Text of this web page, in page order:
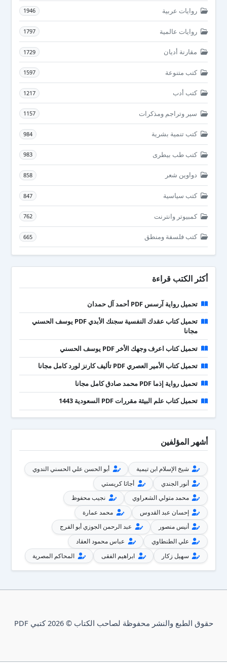
روايات عربية 1946
روايات عالمية 1797
مقارنة أديان 1729
كتب متنوعة 1597
كتب أدب 1217
سير وتراجم ومذكرات 1157
كتب تنمية بشرية 984
كتب طب بيطرى 983
دواوين شعر 858
كتب سياسية 847
كمبيوتر وانترنت 762
كتب فلسفة ومنطق 665
أكثر الكتب قراءة
تحميل رواية آرسس PDF أحمد آل حمدان
تحميل كتاب عقدك النفسية سجنك الأبدي PDF يوسف الحسني
مجانا
تحميل كتاب اعرف وجهك الأخر PDF يوسف الحسني
تحميل كتاب الأمير العصري PDF تأليف كارنز لورد كامل مجانا
تحميل رواية إذما PDF محمد صادق كامل مجانا
تحميل كتاب علم البيئة مقررات PDF السعودية 1443
أشهر المؤلفين
شيخ الإسلام ابن تيمية
أبو الحسن علي الحسني الندوي
أنور الجندي
أجاثا كريستي
محمد متولي الشعراوي
نجيب محفوظ
إحسان عبد القدوس
محمد عمارة
أنيس منصور
عبد الرحمن الجوزي أبو الفرج
علي الطنطاوي
عباس محمود العقاد
سهيل زكار
ابراهيم الفقى المحاكم المصرية
حقوق الطبع والنشر محفوظة لصاحب الكتاب © 2026 كتبي PDF